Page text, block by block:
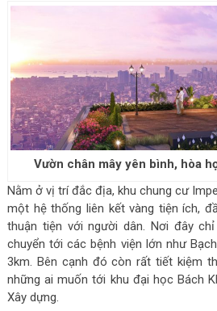
Vườn chân mây yên bình, hòa
Nằm ở vị trí đắc địa, khu chung cư
một hệ thống liên kết vàng tiện ích,
thuận tiện với người dân. Nơi đây
chuyển tới các bệnh viện lớn như
3km. Bên cạnh đó còn rất tiết kiệm
những ai muốn tới khu đại học Bách
Xây dựng.